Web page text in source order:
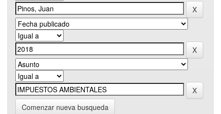
Comenzar nueva busqueda